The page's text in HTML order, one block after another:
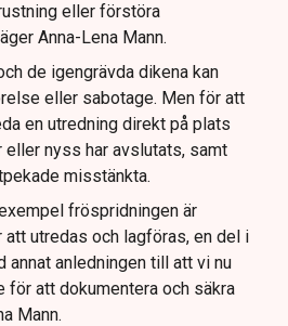
eller förstöra
Anna-Lena Mann.
de igengrävda dikena kan
eller sabotage. Men för att
en utredning direkt på plats
eller nyss har avslutats, samt
misstänkta.
fröspridningen är
att utredas och lagföras, en del i
annat anledningen till att vi nu
för att dokumentera och säkra
Mann.